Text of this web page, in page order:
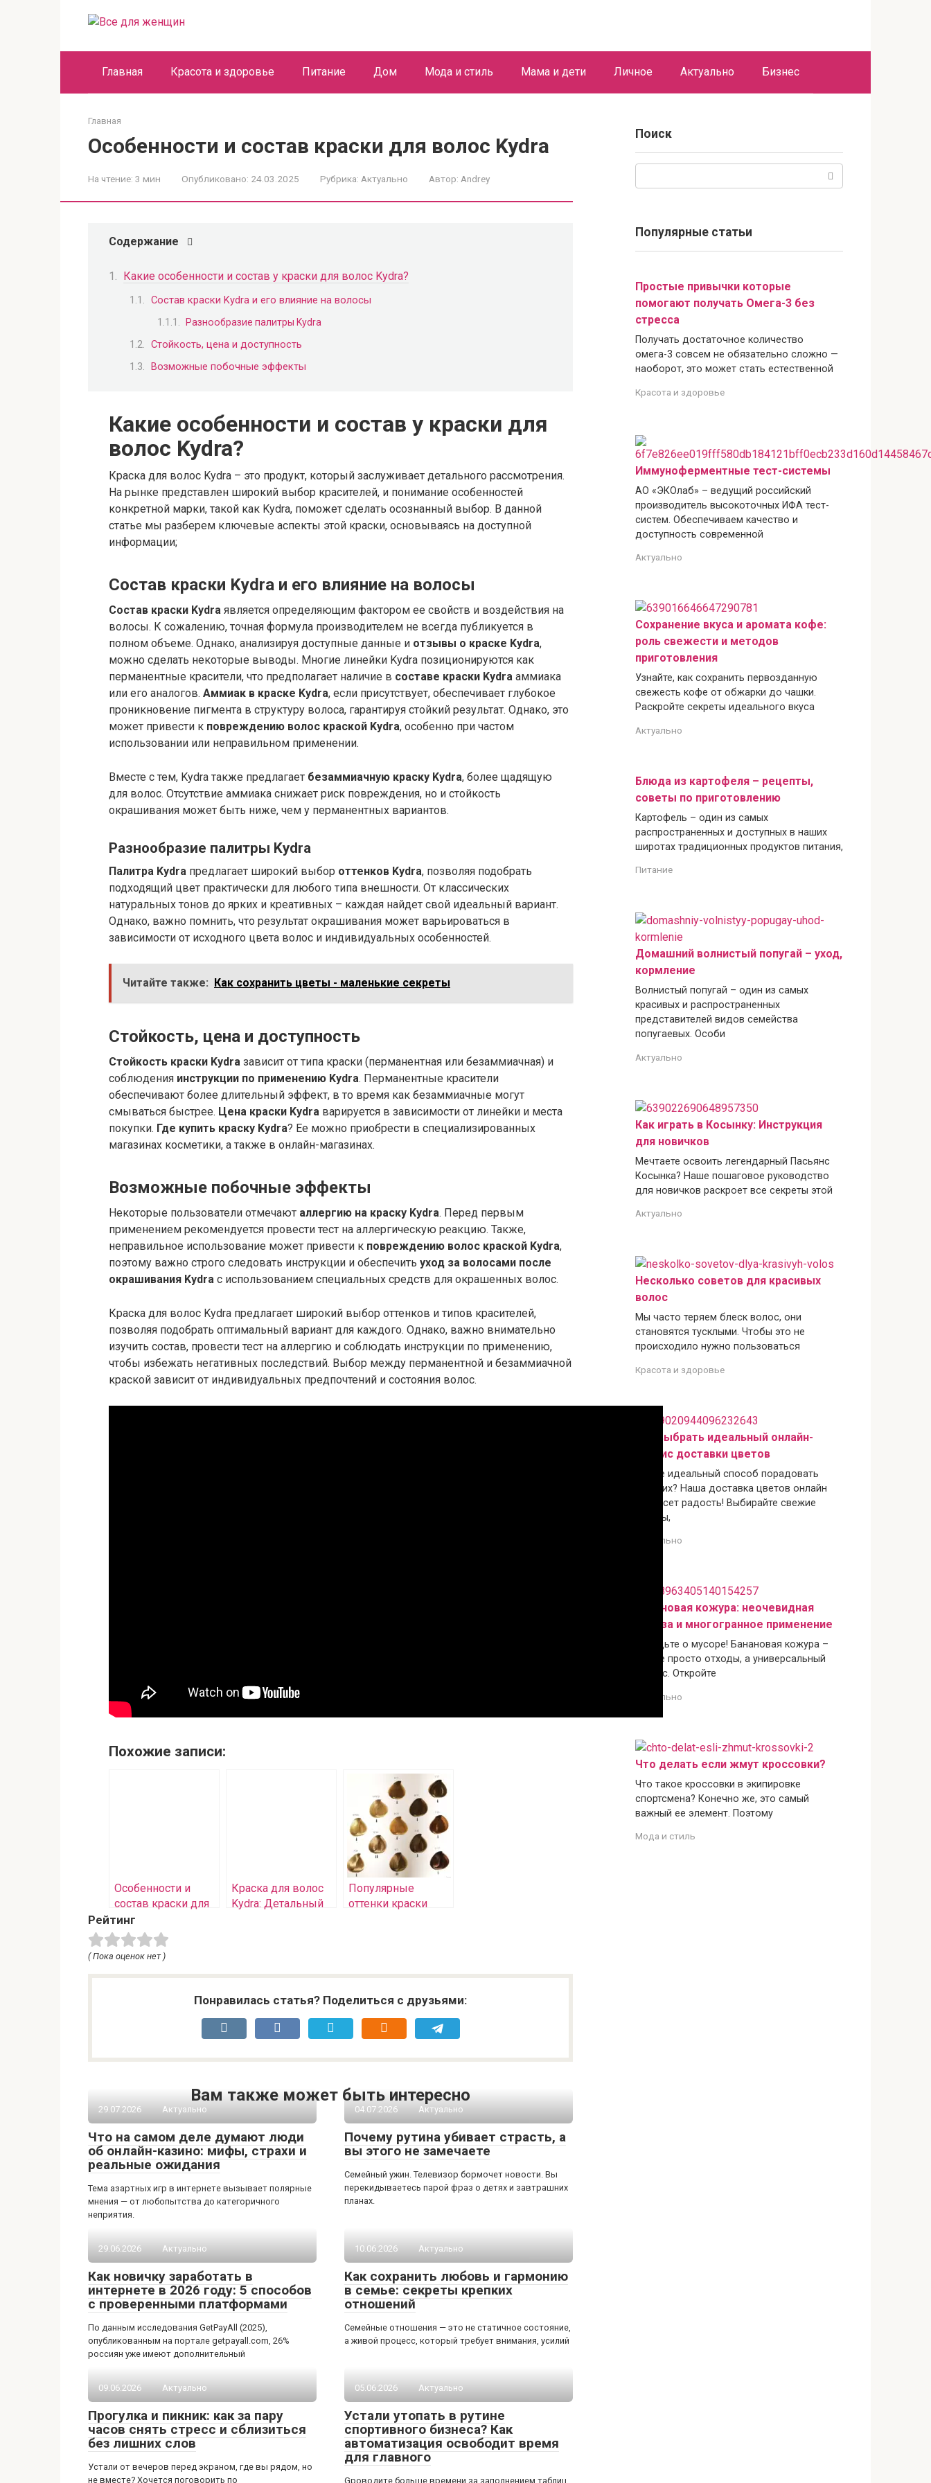
Главная Красота и здоровье Питание Дом Мода и стиль Мама и дети Личное Актуально Бизнес
Главная
Особенности и состав краски для волос Kydra
На чтение: 3 мин Опубликовано: 24.03.2025 Рубрика: Актуально Автор: Andrey
Содержание
Какие особенности и состав у краски для волос Kydra?
Состав краски Kydra и его влияние на волосы
Разнообразие палитры Kydra
Стойкость, цена и доступность
Возможные побочные эффекты
Какие особенности и состав у краски для
волос Kydra?
Краска для волос Kydra – это продукт, который заслуживает детального рассмотрения.
На рынке представлен широкий выбор красителей, и понимание особенностей
конкретной марки, такой как Kydra, поможет сделать осознанный выбор. В данной
статье мы разберем ключевые аспекты этой краски, основываясь на доступной
информации;
Состав краски Kydra и его влияние на волосы
Состав краски Kydra является определяющим фактором ее свойств и воздействия на
волосы. К сожалению, точная формула производителем не всегда публикуется в
полном объеме. Однако, анализируя доступные данные и отзывы о краске Kydra,
можно сделать некоторые выводы. Многие линейки Kydra позиционируются как
перманентные красители, что предполагает наличие в составе краски Kydra аммиака
или его аналогов. Аммиак в краске Kydra, если присутствует, обеспечивает глубокое
проникновение пигмента в структуру волоса, гарантируя стойкий результат. Однако, это
может привести к повреждению волос краской Kydra, особенно при частом
использовании или неправильном применении.
Вместе с тем, Kydra также предлагает безаммиачную краску Kydra, более щадящую
для волос. Отсутствие аммиака снижает риск повреждения, но и стойкость
окрашивания может быть ниже, чем у перманентных вариантов.
Разнообразие палитры Kydra
Палитра Kydra предлагает широкий выбор оттенков Kydra, позволяя подобрать
подходящий цвет практически для любого типа внешности. От классических
натуральных тонов до ярких и креативных – каждая найдет свой идеальный вариант.
Однако, важно помнить, что результат окрашивания может варьироваться в
зависимости от исходного цвета волос и индивидуальных особенностей.
Читайте также: Как сохранить цветы - маленькие секреты
Стойкость, цена и доступность
Стойкость краски Kydra зависит от типа краски (перманентная или безаммиачная) и
соблюдения инструкции по применению Kydra. Перманентные красители
обеспечивают более длительный эффект, в то время как безаммиачные могут
смываться быстрее. Цена краски Kydra варируется в зависимости от линейки и места
покупки. Где купить краску Kydra? Ее можно приобрести в специализированных
магазинах косметики, а также в онлайн-магазинах.
Возможные побочные эффекты
Некоторые пользователи отмечают аллергию на краску Kydra. Перед первым
применением рекомендуется провести тест на аллергическую реакцию. Также,
неправильное использование может привести к повреждению волос краской Kydra,
поэтому важно строго следовать инструкции и обеспечить уход за волосами после
окрашивания Kydra с использованием специальных средств для окрашенных волос.
Краска для волос Kydra предлагает широкий выбор оттенков и типов красителей,
позволяя подобрать оптимальный вариант для каждого. Однако, важно внимательно
изучить состав, провести тест на аллергию и соблюдать инструкции по применению,
чтобы избежать негативных последствий. Выбор между перманентной и безаммиачной
краской зависит от индивидуальных предпочтений и состояния волос.
Похожие записи:
Особенности и
состав краски для
волос Kydra
Краска для волос
Kydra: Детальный
Популярные
оттенки краски
Рейтинг
( Пока оценок нет )
Понравилась статья? Поделиться с друзьями:
Вам также может быть интересно
29.07.2026 Актуально
Что на самом деле думают люди
об онлайн-казино: мифы, страхи и
реальные ожидания
Тема азартных игр в интернете вызывает полярные
мнения — от любопытства до категоричного
неприятия.
04.07.2026 Актуально
Почему рутина убивает страсть, а
вы этого не замечаете
Семейный ужин. Телевизор бормочет новости. Вы
перекидываетесь парой фраз о детях и завтрашних
планах.
29.06.2026 Актуально
Как новичку заработать в
интернете в 2026 году: 5 способов
с проверенными платформами
По данным исследования GetPayAll (2025),
опубликованным на портале getpayall.com, 26%
россиян уже имеют дополнительный
10.06.2026 Актуально
Как сохранить любовь и гармонию
в семье: секреты крепких
отношений
Семейные отношения — это не статичное состояние,
а живой процесс, который требует внимания, усилий
09.06.2026 Актуально
Прогулка и пикник: как за пару
часов снять стресс и сблизиться
без лишних слов
Устали от вечеров перед экраном, где вы рядом, но
не вместе? Хочется поговорить по
05.06.2026 Актуально
Устали утопать в рутине
спортивного бизнеса? Как
автоматизация освободит время
для главного
Gроводите больше времени за заполнением таблиц
Поиск
Популярные статьи
Простые привычки которые
помогают получать Омега-3 без
стресса
Получать достаточное количество
омега-3 совсем не обязательно сложно —
наоборот, это может стать естественной
Красота и здоровье
Иммуноферментные тест-системы
АО «ЭКОлаб» – ведущий российский
производитель высокоточных ИФА тест-
систем. Обеспечиваем качество и
доступность современной
Актуально
Сохранение вкуса и аромата кофе:
роль свежести и методов
приготовления
Узнайте, как сохранить первозданную
свежесть кофе от обжарки до чашки.
Раскройте секреты идеального вкуса
Актуально
Блюда из картофеля – рецепты,
советы по приготовлению
Картофель – один из самых
распространенных и доступных в наших
широтах традиционных продуктов питания,
Питание
Домашний волнистый попугай – уход,
кормление
Волнистый попугай – один из самых
красивых и распространенных
представителей видов семейства
попугаевых. Особи
Актуально
Как играть в Косынку: Инструкция
для новичков
Мечтаете освоить легендарный Пасьянс
Косынка? Наше пошаговое руководство
для новичков раскроет все секреты этой
Актуально
Несколько советов для красивых
волос
Мы часто теряем блеск волос, они
становятся тусклыми. Чтобы это не
происходило нужно пользоваться
Красота и здоровье
Как выбрать идеальный онлайн-
сервис доставки цветов
Ищете идеальный способ порадовать
близких? Наша доставка цветов онлайн
принесет радость! Выбирайте свежие
букеты,
Актуально
Банановая кожура: неочевидная
польза и многогранное применение
Забудьте о мусоре! Банановая кожура –
это не просто отходы, а универсальный
ресурс. Откройте
Актуально
Что делать если жмут кроссовки?
Что такое кроссовки в экипировке
спортсмена? Конечно же, это самый
важный ее элемент. Поэтому
Мода и стиль